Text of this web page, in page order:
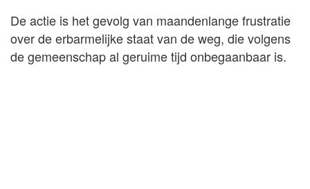
De actie is het gevolg van maandenlange frustratie
over de erbarmelijke staat van de weg, die volgens
de gemeenschap al geruime tijd onbegaanbaar is.